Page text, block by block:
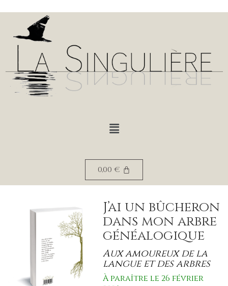
0,00€
J’ai un bûcheron
dans mon arbre
généalogique
Aux amoureux de la
langue et des arbres
À paraître le 26 février